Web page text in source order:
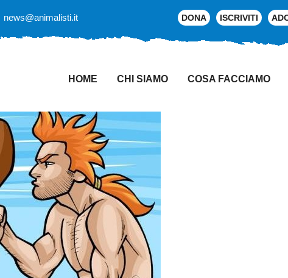
news@animalisti.it DONA ISCRIVITI
HOME CHI SIAMO COSA FACCIAMO